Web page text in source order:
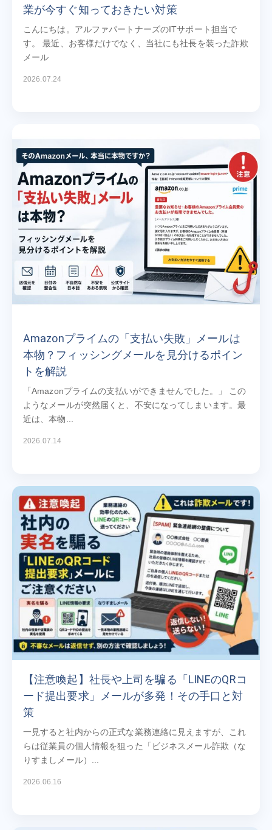
業が今すぐ知っておきたい対策
こんにちは。アルファパートナーズのITサポート担当で
す。 最近、お客様だけでなく、当社にも社長を装った詐欺
メール
2026.07.24
Amazonプライムの「支払い失敗」メールは
本物？フィッシングメールを見分けるポイン
トを解説
「Amazonプライムの支払いができませんでした。」 この
ようなメールが突然届くと、不安になってしまいます。最
近は、本物...
2026.07.14
【注意喚起】社長や上司を騙る「LINEのQRコ
ード提出要求」メールが多発！その手口と対
策
一見すると社内からの正式な業務連絡に見えますが、これ
らは従業員の個人情報を狙った「ビジネスメール詐欺（な
りすましメール）...
2026.06.16